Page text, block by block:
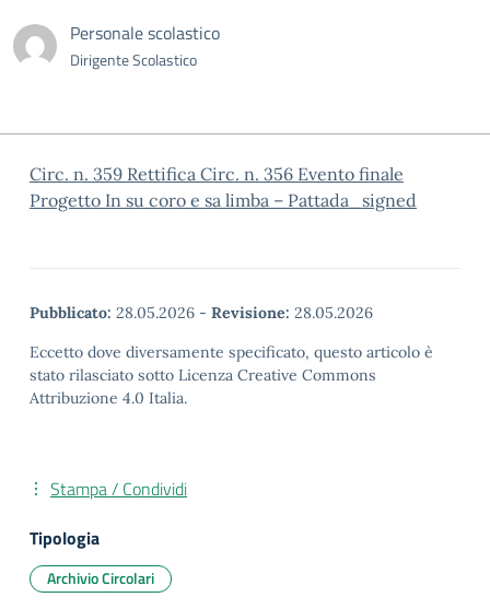
Personale scolastico
Dirigente Scolastico
Circ. n. 359 Rettifica Circ. n. 356 Evento finale
Progetto In su coro e sa limba – Pattada_signed
Pubblicato: 28.05.2026 - Revisione: 28.05.2026
Eccetto dove diversamente specificato, questo articolo è
stato rilasciato sotto Licenza Creative Commons
Attribuzione 4.0 Italia.
Stampa / Condividi
Tipologia
Archivio Circolari